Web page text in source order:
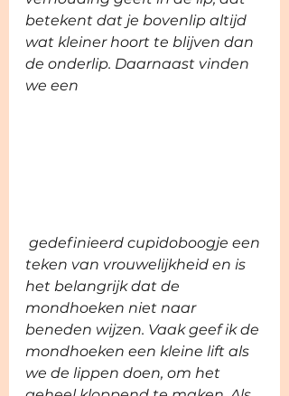
betekent dat je bovenlip altijd
wat kleiner hoort te blijven dan
de onderlip. Daarnaast vinden
we een
teken van vrouwelijkheid en is
het belangrijk dat de
mondhoeken niet naar
beneden wijzen. Vaak geef ik de
mondhoeken een kleine lift als
we de lippen doen, om het